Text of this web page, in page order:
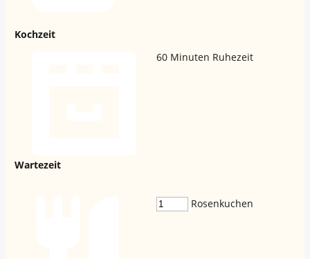
Kochzeit
Wartezeit
60 Minuten Ruhezeit
Rosenkuchen